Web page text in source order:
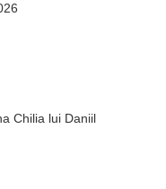
Chilia lui Daniil